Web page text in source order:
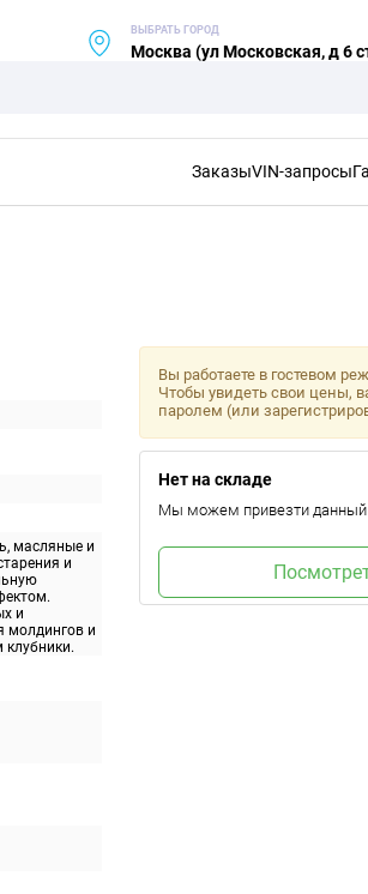
ВЫБРАТЬ ГОРОД
Москва (ул Московская, д 6
ЗаказыVIN-запросы
масляные и
и
и
молдингов и
Вы работаете в гостевом
Чтобы увидеть свои цены,
паролем (или
Нет на складе
Мы можем привезти данный